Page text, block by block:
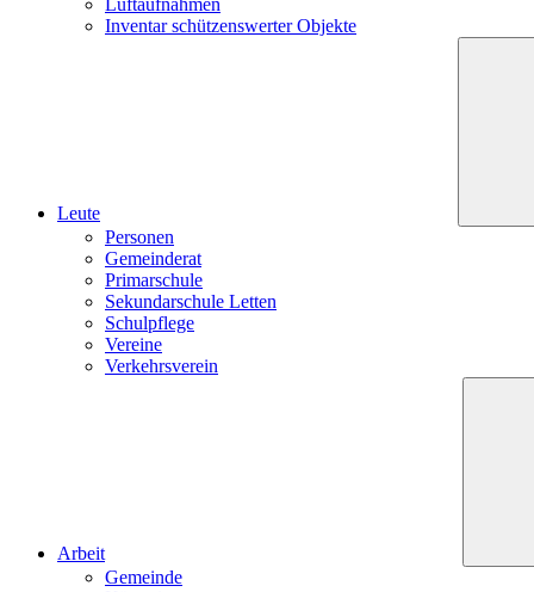
Luftaufnahmen
Inventar schützenswerter Objekte
Leute
Personen
Gemeinderat
Primarschule
Sekundarschule Letten
Schulpflege
Vereine
Verkehrsverein
Arbeit
Gemeinde